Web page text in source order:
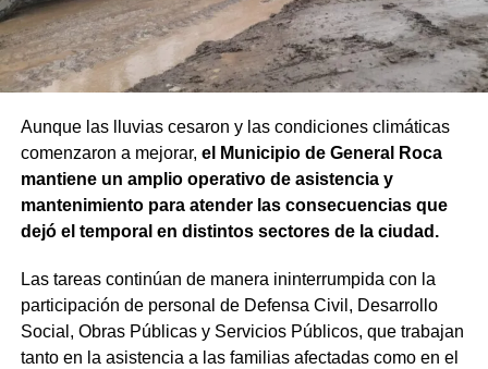
Aunque las lluvias cesaron y las condiciones climáticas
comenzaron a mejorar, el Municipio de General Roca
mantiene un amplio operativo de asistencia y
mantenimiento para atender las consecuencias que
dejó el temporal en distintos sectores de la ciudad.
Las tareas continúan de manera ininterrumpida con la
participación de personal de Defensa Civil, Desarrollo
Social, Obras Públicas y Servicios Públicos, que trabajan
tanto en la asistencia a las familias afectadas como en el